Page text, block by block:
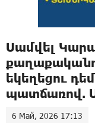
Սամվել
եկեղեցու
պատճառով.
6 Май, 2026 17:13